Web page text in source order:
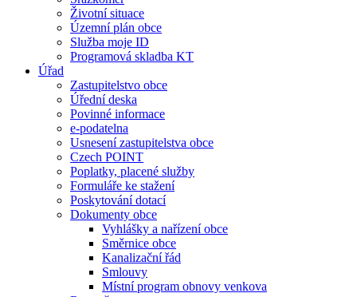
Životní situace
Územní plán obce
Služba moje ID
Programová skladba KT
Úřad
Zastupitelstvo obce
Úřední deska
Povinné informace
e-podatelna
Usnesení zastupitelstva obce
Czech POINT
Poplatky, placené služby
Formuláře ke stažení
Poskytování dotací
Dokumenty obce
Vyhlášky a nařízení obce
Směrnice obce
Kanalizační řád
Smlouvy
Místní program obnovy venkova